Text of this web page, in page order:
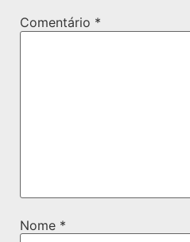
Comentário *
Nome *